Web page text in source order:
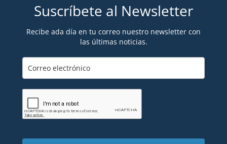
Suscríbete al Newsletter
Recibe ada día en tu correo nuestro newsletter con
las últimas noticias.